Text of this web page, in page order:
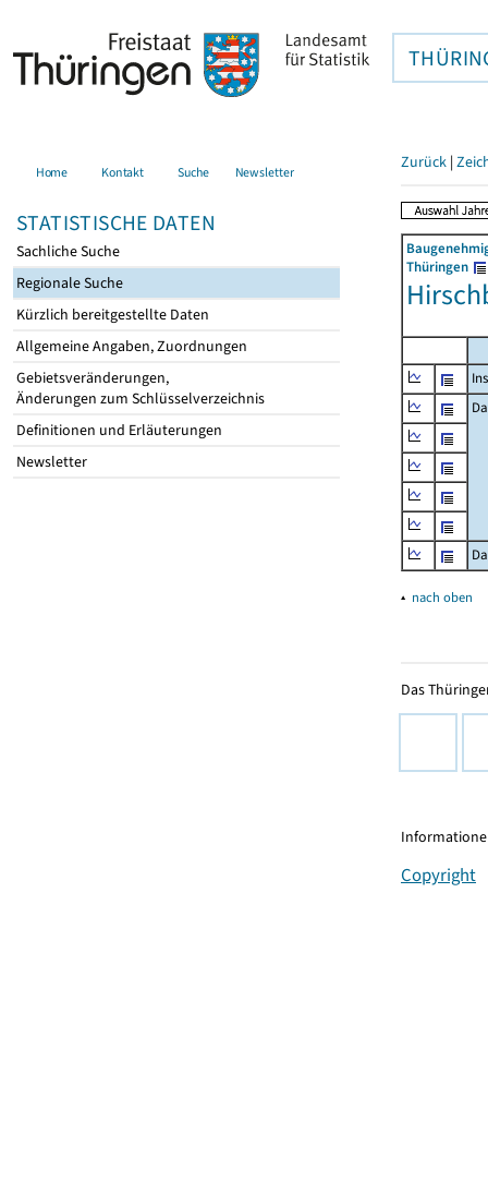
Home Kontakt Suche Newsletter
STATISTISCHE DATEN
Sachliche Suche
Regionale Suche
Kürzlich bereitgestellte Daten
Allgemeine Angaben, Zuordnungen
Gebietsveränderungen,
Änderungen zum Schlüsselverzeichnis
Definitionen und Erläuterungen
Newsletter
Zurück |
Thüringen
▴ nach oben
Das
Copyright